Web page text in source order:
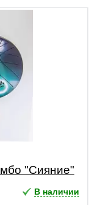
"Сияние"
В наличии